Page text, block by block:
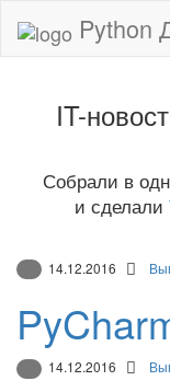
Python
IT-
Собрали в
и сделали
14.12.2016
14.12.2016